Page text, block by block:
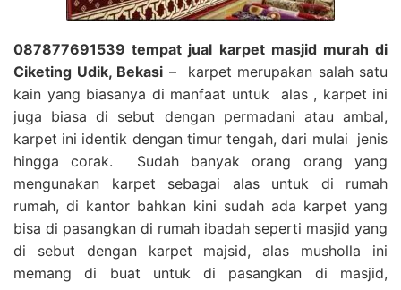
087877691539 tempat jual karpet masjid murah di
Ciketing Udik, Bekasi – karpet merupakan salah satu
kain yang biasanya di manfaat untuk alas , karpet ini
juga biasa di sebut dengan permadani atau ambal,
karpet ini identik dengan timur tengah, dari mulai jenis
hingga corak. Sudah banyak orang orang yang
mengunakan karpet sebagai alas untuk di rumah
rumah, di kantor bahkan kini sudah ada karpet yang
bisa di pasangkan di rumah ibadah seperti masjid yang
di sebut dengan karpet majsid, alas musholla ini
memang di buat untuk di pasangkan di masjid,